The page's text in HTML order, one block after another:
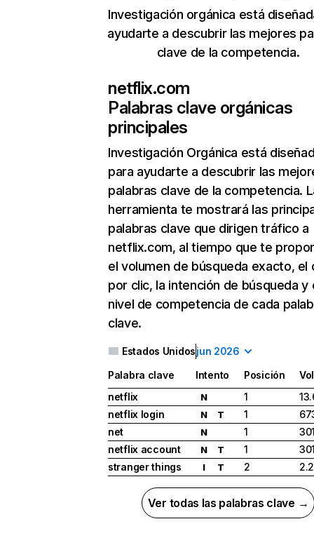
Investigación orgánica está
ayudarte a descubrir las mejores
clave de la competencia.
netflix.com
Palabras clave orgánicas
principales
Investigación Orgánica está
para ayudarte a descubrir las
palabras clave de la competencia.
herramienta te mostrará las
palabras clave que dirigen tráfico a
netflix.com, al tiempo que te
el volumen de búsqueda exacto, el
por clic, la intención de búsqueda y
nivel de competencia de cada
clave.
Estados Unidosjun 2026
Palabra clave Intento Posición
netflix
N 1
netflix login
N T 1
net
N 1
netflix account
N T 1
stranger things
I T 2
Ver todas las palabras clave →